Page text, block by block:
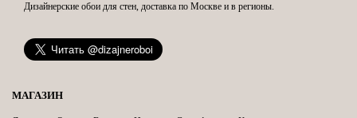
Дизайнерские обои для стен, доставка по Москве и в регионы.
МАГАЗИН